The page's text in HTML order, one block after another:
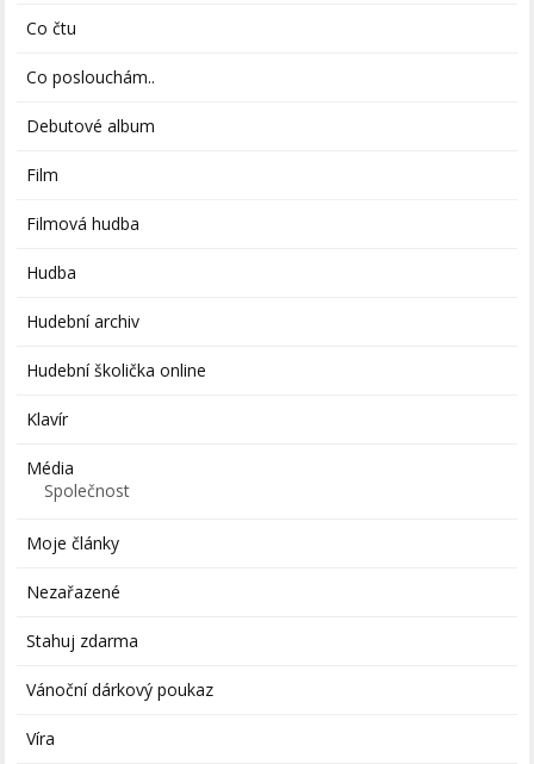
Co čtu
Co poslouchám..
Debutové album
Film
Filmová hudba
Hudba
Hudební archiv
Hudební školička online
Klavír
Média
Společnost
Moje články
Nezařazené
Stahuj zdarma
Vánoční dárkový poukaz
Víra